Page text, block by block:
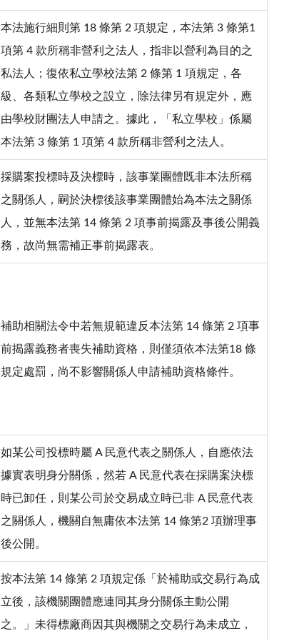
本法施行細則第 18 條第 2 項規定，本法第 3 條第1
項第 4 款所稱非營利之法人，指非以營利為目的之
私法人；復依私立學校法第 2 條第 1 項規定，各
級、各類私立學校之設立，除法律另有規定外，應
由學校財團法人申請之。據此，「私立學校」係屬
本法第 3 條第 1 項第 4 款所稱非營利之法人。
採購案投標時及決標時，該事業團體既非本法所稱
之關係人，嗣於決標後該事業團體始為本法之關係
人，並無本法第 14 條第 2 項事前揭露及事後公開義
務，故尚無需補正事前揭露表。
補助相關法令中若無規範違反本法第 14 條第 2 項事
前揭露義務者喪失補助資格，則僅須依本法第18 條
規定處罰，尚不影響關係人申請補助資格條件。
如某公司投標時屬 A 民意代表之關係人，自應依法
據實表明身分關係，然若 A 民意代表在採購案決標
時已卸任，則某公司於交易成立時已非 A 民意代表
之關係人，機關自無庸依本法第 14 條第2 項辦理事
後公開。
按本法第 14 條第 2 項規定係「於補助或交易行為成
立後，該機關團體應連同其身分關係主動公開
之。」未得標廠商因其與機關之交易行為未成立，